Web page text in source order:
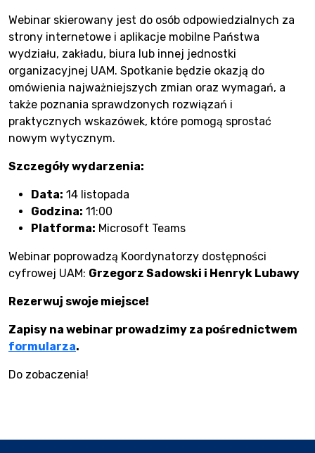
Webinar skierowany jest do osób odpowiedzialnych za
strony internetowe i aplikacje mobilne Państwa
wydziału, zakładu, biura lub innej jednostki
organizacyjnej UAM. Spotkanie będzie okazją do
omówienia najważniejszych zmian oraz wymagań, a
także poznania sprawdzonych rozwiązań i
praktycznych wskazówek, które pomogą sprostać
nowym wytycznym.
Szczegóły wydarzenia:
Data: 14 listopada
Godzina: 11:00
Platforma: Microsoft Teams
Webinar poprowadzą Koordynatorzy dostępności
cyfrowej UAM: Grzegorz Sadowski i Henryk Lubawy
Rezerwuj swoje miejsce!
Zapisy na webinar prowadzimy za pośrednictwem
formularza.
Do zobaczenia!